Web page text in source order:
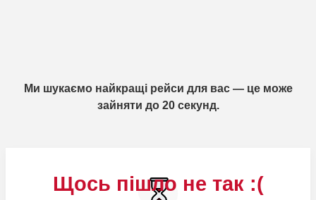
Щось пішло не так :(
Ми шукаємо найкращі рейси для вас — це може
зайняти до 20 секунд.